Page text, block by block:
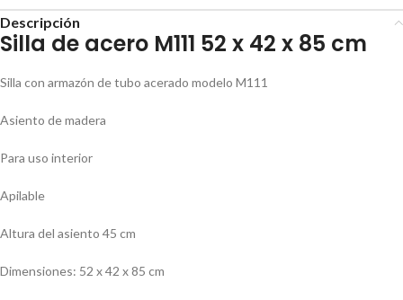
Descripción
Silla de acero M111 52 x 42 x 85 cm
Silla con armazón de tubo acerado modelo M111
Asiento de madera
Para uso interior
Apilable
Altura del asiento 45 cm
Dimensiones: 52 x 42 x 85 cm